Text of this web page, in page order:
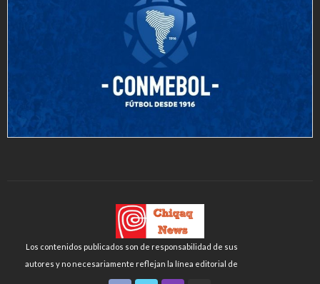
Los contenidos publicados son de responsabilidad de sus
autores y no necesariamente reflejan la línea editorial de
Chiqaq News o de la FLCH-UNMSM.